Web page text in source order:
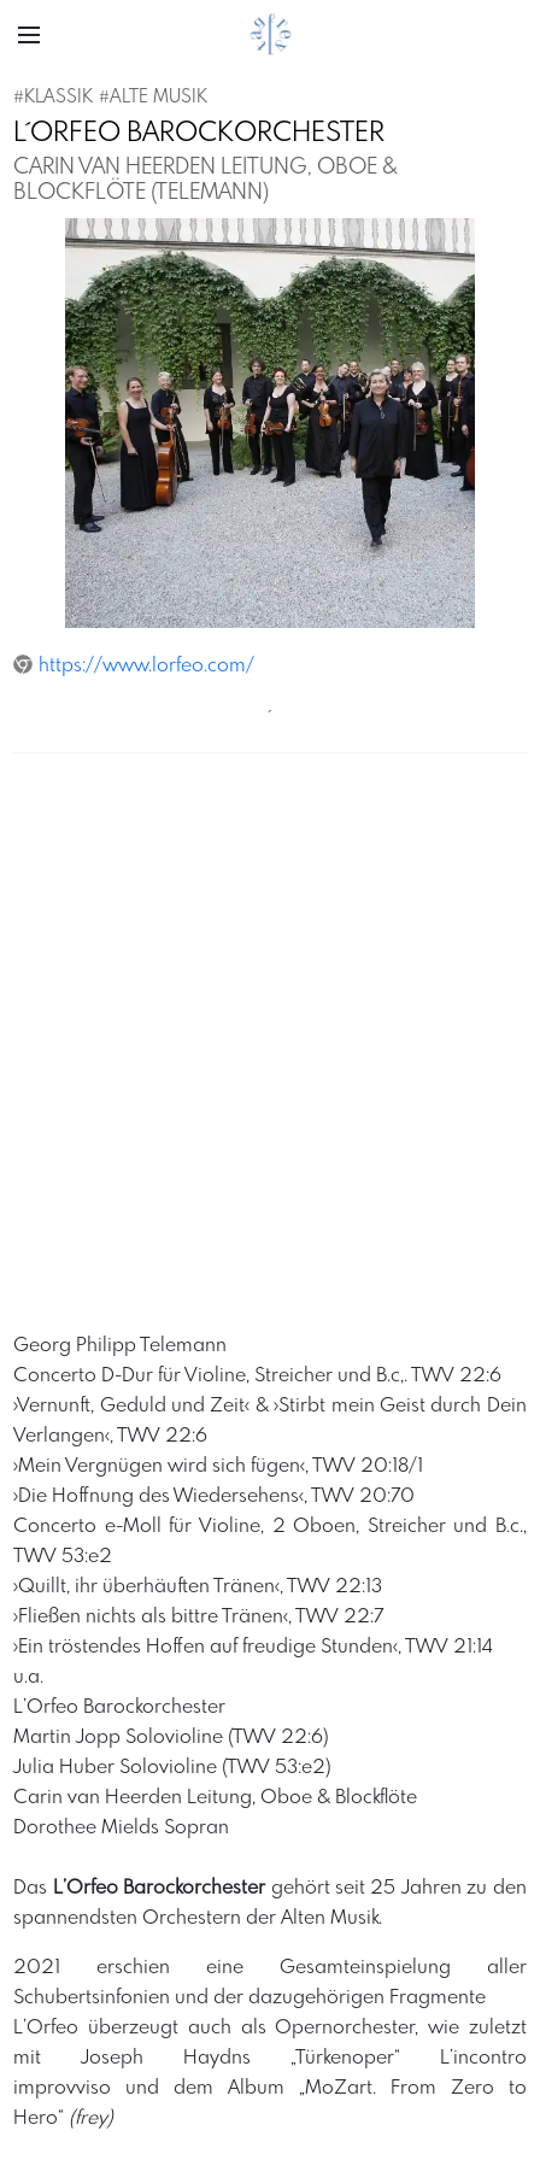
#KLASSIK #ALTE MUSIK
L´ORFEO BAROCKORCHESTER
CARIN VAN HEERDEN LEITUNG, OBOE &
BLOCKFLÖTE (TELEMANN)
Previous Next
https://www.lorfeo.com/
´
Georg Philipp Telemann
Concerto D-Dur für Violine, Streicher und B.c,. TWV 22:6
›Vernunft, Geduld und Zeit‹ & ›Stirbt mein Geist durch Dein
Verlangen‹, TWV 22:6
›Mein Vergnügen wird sich fügen‹, TWV 20:18/1
›Die Hoffnung des Wiedersehens‹, TWV 20:70
Concerto e-Moll für Violine, 2 Oboen, Streicher und B.c.,
TWV 53:e2
›Quillt, ihr überhäuften Tränen‹, TWV 22:13
›Fließen nichts als bittre Tränen‹, TWV 22:7
›Ein tröstendes Hoffen auf freudige Stunden‹, TWV 21:14
u.a.
L’Orfeo Barockorchester
Martin Jopp Solovioline (TWV 22:6)
Julia Huber Solovioline (TWV 53:e2)
Carin van Heerden Leitung, Oboe & Blockflöte
Dorothee Mields Sopran
​Das L’Orfeo Barockorchestergehört seit 25 Jahren zu den
spannendsten Orchestern der Alten Musik.
2021 erschien eine Gesamteinspielung aller
Schubertsinfonien und der dazugehörigen Fragmente
L’Orfeo überzeugt auch als Opernorchester, wie zuletzt
mit Joseph Haydns „Türkenoper“ L’incontro
improvviso und dem Album „MoZart. From Zero to
Hero“ (frey)